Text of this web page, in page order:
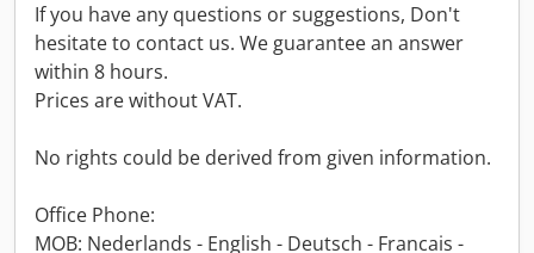
If you have any questions or suggestions, Don't
hesitate to contact us. We guarantee an answer
within 8 hours.
Prices are without VAT.
No rights could be derived from given information.
Office Phone:
MOB: Nederlands - English - Deutsch - Francais -